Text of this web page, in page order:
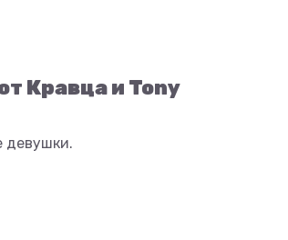
Кравца и Tony
девушки.